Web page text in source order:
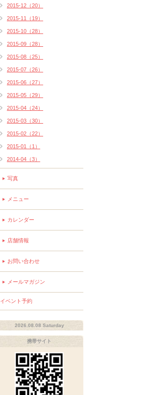
2015-12（20）
2015-11（19）
2015-10（28）
2015-09（28）
2015-08（25）
2015-07（26）
2015-06（27）
2015-05（29）
2015-04（24）
2015-03（30）
2015-02（22）
2015-01（1）
2014-04（3）
写真
メニュー
カレンダー
店舗情報
お問い合わせ
メールマガジン
イベント予約
2026.08.08 Saturday
携帯サイト